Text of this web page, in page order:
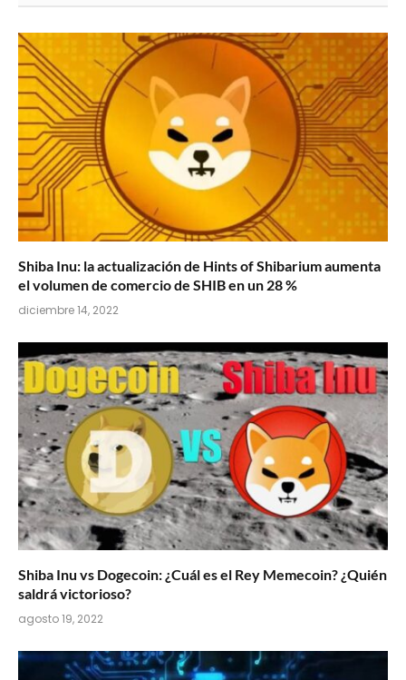
Shiba Inu: la actualización de Hints of Shibarium aumenta
el volumen de comercio de SHIB en un 28 %
diciembre 14, 2022
Shiba Inu vs Dogecoin: ¿Cuál es el Rey Memecoin? ¿Quién
saldrá victorioso?
agosto 19, 2022